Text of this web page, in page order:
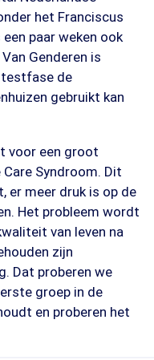
het Franciscus
paar weken ook
Genderen is
testfase de
gebruikt kan
voor een groot
Syndroom. Dit
er meer druk is op de
Het probleem wordt
van leven na
zijn
Dat proberen we
groep in de
en proberen het